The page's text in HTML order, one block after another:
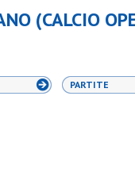
(CALCIO
PARTITE